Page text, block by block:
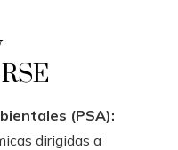
(PSA):
dirigidas a